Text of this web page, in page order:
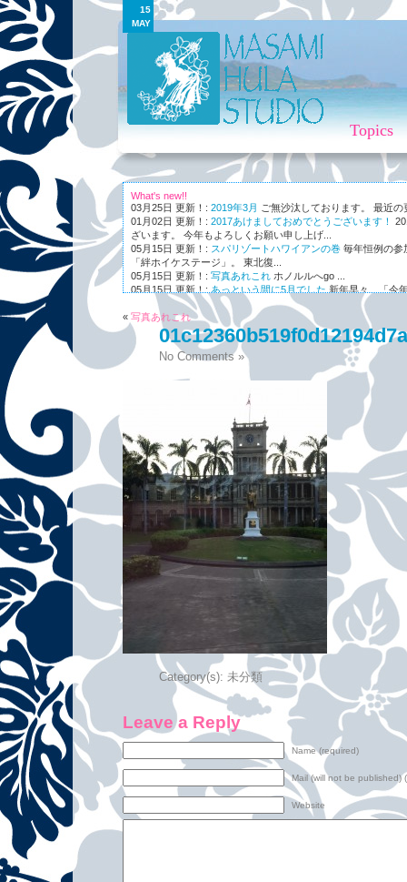
Topics
What's new!!
03月25日 更新！: 2019年3月 ご無沙汰しております。 最近
01月02日 更新！: 2017あけましておめでとうございます！
ざいます。 今年もよろしくお願い申し上げ...
05月15日 更新！: スパリゾートハワイアンの巻 毎年恒例の参
「絆ホイケステージ」。 東北復...
05月15日 更新！: 写真あれこれ ホノルルへgo ...
05月15日 更新！: あっという間に5月でした 新年早々、「今
ながら～～、まさかの5月。 世...
01月03日 更新！:
Maunaleo皆様ご存じ、ケアリー・レイシ
オと...
« 写真あれこれ
15
MAY
No Comments »
Category(s): 未分類
Leave a Reply
Name (required)
Mail (will not be published)
Website